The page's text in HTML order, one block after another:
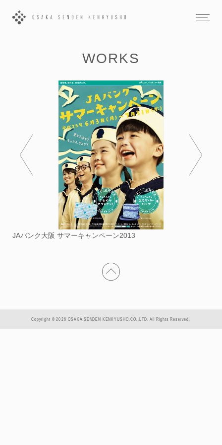
WORKS
JAバンク大阪 サマーキャンペーン2013
Copyright © 2026 OSAKA SENDEN KENKYUSHO.CO.,LTD. All Rights Reserved.